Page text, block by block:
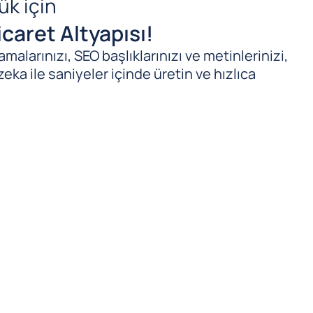
için
Altyapısı!
SEO başlıklarınızı ve metinlerinizi,
ile saniyeler içinde üretin ve hızlıca